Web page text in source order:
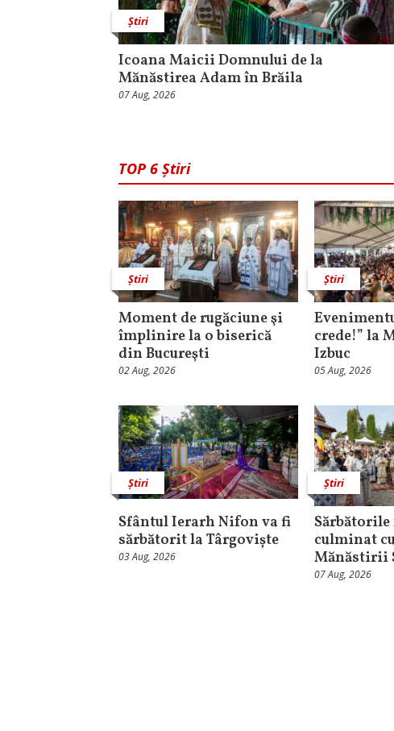
Știri
Icoana Maicii Domnului de la
Mănăstirea Adam în Brăila
07 Aug, 2026
TOP 6 Știri
Știri
Moment de rugăciune şi
împlinire la o biserică
din Bucureşti
02 Aug, 2026
Știri
crede!” la
Izbuc
05 Aug, 2026
Știri
Sfântul Ierarh Nifon va fi
sărbătorit la Târgoviște
03 Aug, 2026
Știri
Sărbătorile
culminat
Mănăstirii
07 Aug, 2026